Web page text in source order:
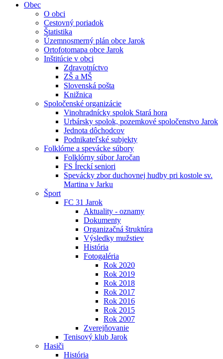
Obec
O obci
Cestovný poriadok
Štatistika
Územnosmerný plán obce Jarok
Ortofotomapa obce Jarok
Inštitúcie v obci
Zdravotníctvo
ZŠ a MŠ
Slovenská pošta
Knižnica
Spoločenské organizácie
Vinohradnícky spolok Stará hora
Urbársky spolok, pozemkové spoločenstvo Jarok
Jednota dôchodcov
Podnikateľské subjekty
Folklórne a spevácke súbory
Folklórny súbor Jaročan
FS Íreckí seniori
Spevácky zbor duchovnej hudby pri kostole sv.
Martina v Jarku
Šport
FC 31 Jarok
Aktuality - oznamy
Dokumenty
Organizačná štruktúra
Výsledky mužstiev
História
Fotogaléria
Rok 2020
Rok 2019
Rok 2018
Rok 2017
Rok 2016
Rok 2015
Rok 2007
Zverejňovanie
Tenisový klub Jarok
Hasiči
História